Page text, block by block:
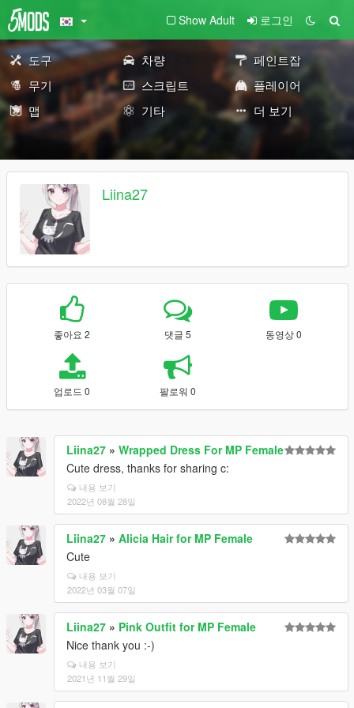
Show Adult 로그인
도구 차량
페인트잡
무기
스크립트
플레이어
맵
기타 더 보기
Liina27
좋아요 2 댓글 5 동영상 0
업로드 0 팔로워 0
Liina27 » Wrapped Dress For MP Female
Cute dress, thanks for sharing c:
내용 보기
2022년 08월 28일
Liina27 » Alicia Hair for MP Female
Cute
내용 보기
2022년 03월 07일
Liina27 » Pink Outfit for MP Female
Nice thank you :-)
내용 보기
2021년 11월 29일